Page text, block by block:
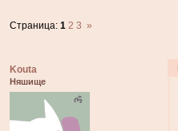
Страница:1 2 3 »
Kouta
Няшище